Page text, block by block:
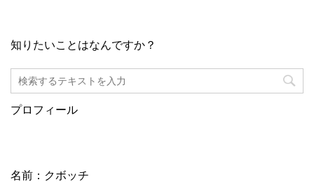
知りたいことはなんですか？
プロフィール
名前：クボッチ